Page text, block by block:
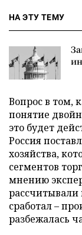
НА ЭТУ ТЕМУ
Вопрос в том,
понятие
это будет
Россия
хозяйства,
сегментов
мнению
сработал –
разбежалась